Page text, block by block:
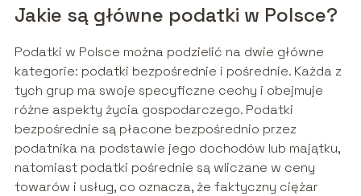
Jakie są główne podatki w Polsce?
Podatki w Polsce można podzielić na dwie główne
kategorie: podatki bezpośrednie i pośrednie. Każda z
tych grup ma swoje specyficzne cechy i obejmuje
różne aspekty życia gospodarczego. Podatki
bezpośrednie są płacone bezpośrednio przez
podatnika na podstawie jego dochodów lub majątku,
natomiast podatki pośrednie są wliczane w ceny
towarów i usług, co oznacza, że faktyczny ciężar